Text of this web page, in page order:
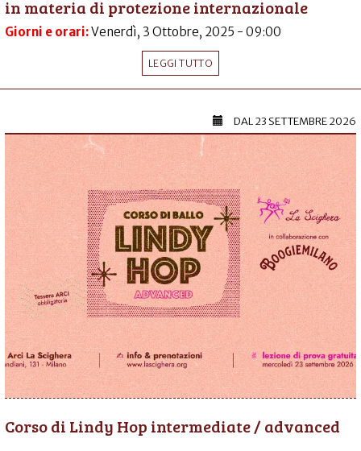
in materia di protezione internazionale
Giorni e orari:Venerdì, 3 Ottobre, 2025 - 09:00
LEGGI TUTTO
DAL23 SETTEMBRE 2026
Corso di Lindy Hop intermediate / advanced